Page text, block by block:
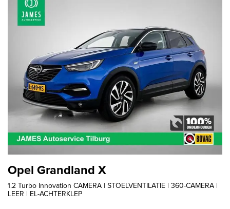
Opel Grandland X
1.2 Turbo Innovation CAMERA | STOELVENTILATIE | 360-CAMERA |
LEER | EL-ACHTERKLEP